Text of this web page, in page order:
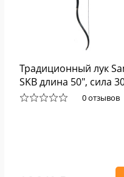
Традиционный лук
SKB длина 50", сила
0 отзывов